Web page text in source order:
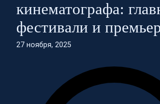
кинематографа:
фестивали и
27 ноября, 2025